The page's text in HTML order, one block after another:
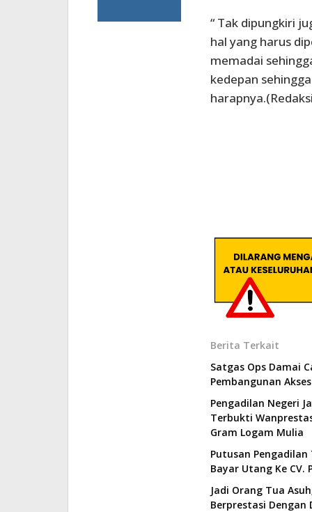
“ Tak dipungkiri
hal yang harus
memadai
kedepan
Berita Terkait
Satgas Ops Damai
Pembangunan
Pengadilan Negeri
Terbukti
Gram Logam Mulia
Putusan
Bayar Utang Ke
Jadi Orang Tua
Berprestasi Dengan